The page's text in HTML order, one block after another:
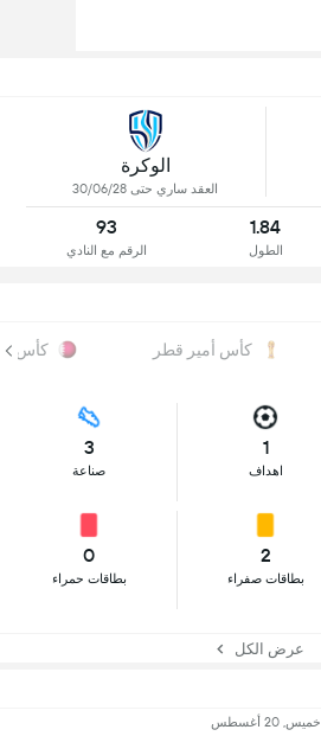
الوكرة
العقد ساري حتى 30/06/28
1.84
الطول
93
الرقم مع النادي
كأس أمير قطر كأس QSL
1
اهداف
3
صناعة
2
بطاقات صفراء
0
بطاقات حمراء
عرض الكل
خميس, 20 أغسطس